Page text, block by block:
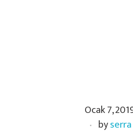
Ocak 7,
byserra